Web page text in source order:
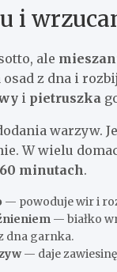
i
ale
z dna i
i pietruszka
warzyw.
W wielu
minutach.
— powoduje wir i
— białko
dna garnka.
— daje zawiesinę